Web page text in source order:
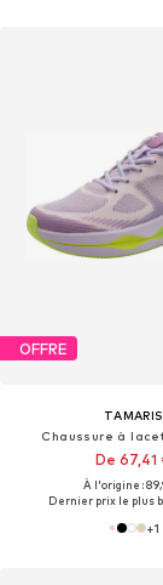
OFFRE
TAMARIS
Chaussure à
De 67,41
À l'origine :
Dernier prix le plus
+1